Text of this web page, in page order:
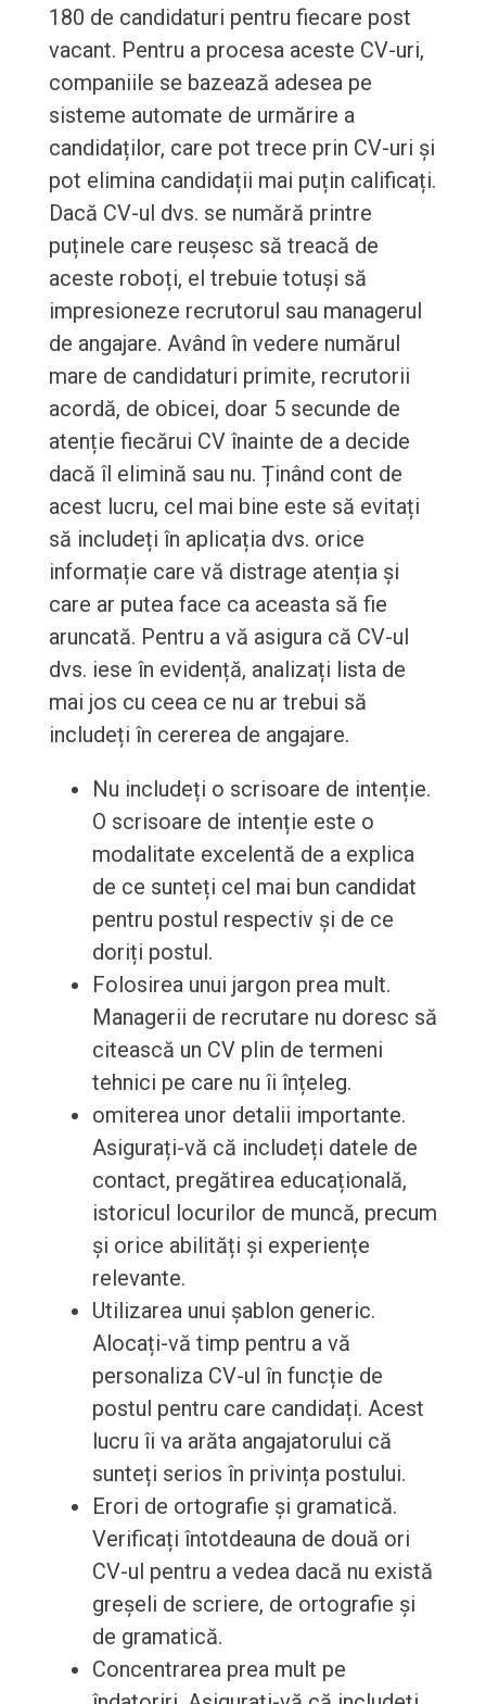
180 de candidaturi pentru fiecare post
vacant. Pentru a procesa aceste CV-uri,
companiile se bazează adesea pe
sisteme automate de urmărire a
candidaților, care pot trece prin CV-uri și
pot elimina candidații mai puțin calificați.
Dacă CV-ul dvs. se numără printre
puținele care reușesc să treacă de
aceste roboți, el trebuie totuși să
impresioneze recrutorul sau managerul
de angajare. Având în vedere numărul
mare de candidaturi primite, recrutorii
acordă, de obicei, doar 5 secunde de
atenție fiecărui CV înainte de a decide
dacă îl elimină sau nu. Ținând cont de
acest lucru, cel mai bine este să evitați
să includeți în aplicația dvs. orice
informație care vă distrage atenția și
care ar putea face ca aceasta să fie
aruncată. Pentru a vă asigura că CV-ul
dvs. iese în evidență, analizați lista de
mai jos cu ceea ce nu ar trebui să
includeți în cererea de angajare.
Nu includeți o scrisoare de intenție.
O scrisoare de intenție este o
modalitate excelentă de a explica
de ce sunteți cel mai bun candidat
pentru postul respectiv și de ce
doriți postul.
Folosirea unui jargon prea mult.
Managerii de recrutare nu doresc să
citească un CV plin de termeni
tehnici pe care nu îi înțeleg.
omiterea unor detalii importante.
Asigurați-vă că includeți datele de
contact, pregătirea educațională,
istoricul locurilor de muncă, precum
și orice abilități și experiențe
relevante.
Utilizarea unui șablon generic.
Alocați-vă timp pentru a vă
personaliza CV-ul în funcție de
postul pentru care candidați. Acest
lucru îi va arăta angajatorului că
sunteți serios în privința postului.
Erori de ortografie și gramatică.
Verificați întotdeauna de două ori
CV-ul pentru a vedea dacă nu există
greșeli de scriere, de ortografie și
de gramatică.
Concentrarea prea mult pe